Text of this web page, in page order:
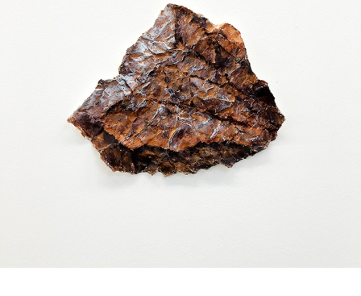
Fragmentos da memória de tudo